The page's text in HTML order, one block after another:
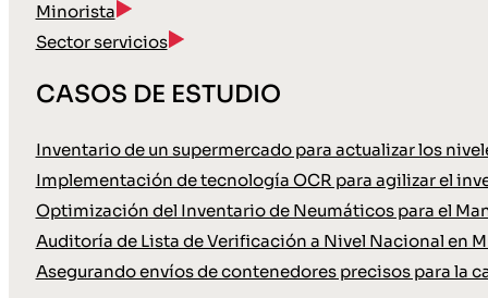
Minorista
Sector servicios
CASOS DE ESTUDIO
Inventario de un supermercado para actualizar los
Implementación de tecnología OCR para agilizar el
Optimización del Inventario de Neumáticos para el
Auditoría de Lista de Verificación a Nivel Nacional en
Asegurando envíos de contenedores precisos para la